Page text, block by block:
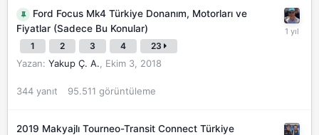
Ford Focus Mk4 Türkiye Donanım, Motorları ve
Fiyatlar (Sadece Bu Konular)
1 2 3 4 23
Yazan: Yakup Ç. A. Ekim 3, 2018
344 yanıt 95.511 görüntüleme
2019 Makyajlı Tourneo-Transit Connect Türkiye